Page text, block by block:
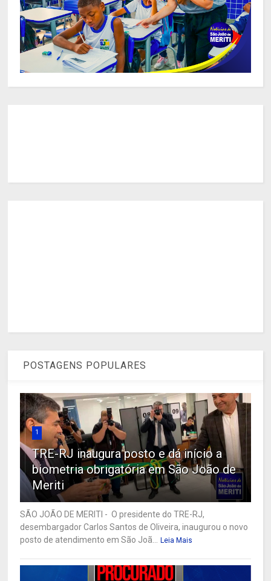
POSTAGENS POPULARES
1
TRE-RJ inaugura posto e dá início a
biometria obrigatória em São João de
Meriti
SÃO JOÃO DE MERITI - O presidente do TRE-RJ,
desembargador Carlos Santos de Oliveira, inaugurou o novo
posto de atendimento em São Joã... Leia Mais